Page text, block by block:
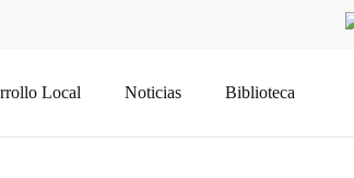
Local Noticias Biblioteca